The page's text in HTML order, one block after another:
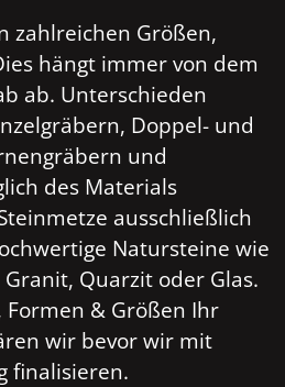
zahlreichen Größen,
hängt immer von dem
ab. Unterschieden
Doppel- und
und
des Materials
ausschließlich
Natursteine wie
Quarzit oder Glas.
& Größen Ihr
wir bevor wir mit
finalisieren.